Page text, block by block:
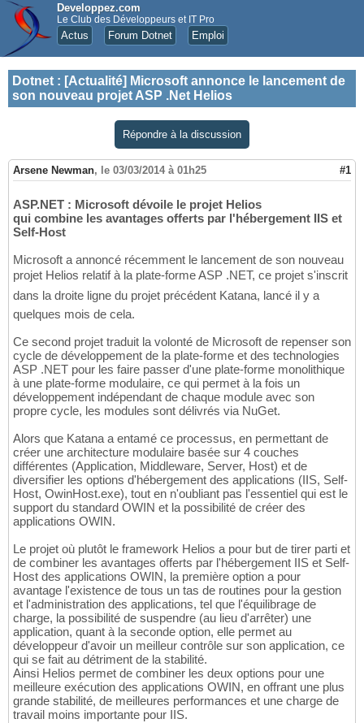
Developpez.com
Le Club des Développeurs et IT Pro
Actus Forum Dotnet Emploi
Dotnet : [Actualité] Microsoft annonce le lancement de
son nouveau projet ASP .Net Helios
Répondre à la discussion
Arsene Newman, le 03/03/2014 à 01h25 #1
ASP.NET : Microsoft dévoile le projet Helios
qui combine les avantages offerts par l'hébergement IIS et
Self-Host
Microsoft a annoncé récemment le lancement de son nouveau
projet Helios relatif à la plate-forme ASP .NET, ce projet s'inscrit
dans la droite ligne du projet précédent Katana, lancé il y a
quelques mois de cela.
Ce second projet traduit la volonté de Microsoft de repenser son
cycle de développement de la plate-forme et des technologies
ASP .NET pour les faire passer d'une plate-forme monolithique
à une plate-forme modulaire, ce qui permet à la fois un
développement indépendant de chaque module avec son
propre cycle, les modules sont délivrés via NuGet.
Alors que Katana a entamé ce processus, en permettant de
créer une architecture modulaire basée sur 4 couches
différentes (Application, Middleware, Server, Host) et de
diversifier les options d'hébergement des applications (IIS, Self-
Host, OwinHost.exe), tout en n'oubliant pas l'essentiel qui est le
support du standard OWIN et la possibilité de créer des
applications OWIN.
Le projet où plutôt le framework Helios a pour but de tirer parti et
de combiner les avantages offerts par l'hébergement IIS et Self-
Host des applications OWIN, la première option a pour
avantage l'existence de tous un tas de routines pour la gestion
et l'administration des applications, tel que l'équilibrage de
charge, la possibilité de suspendre (au lieu d'arrêter) une
application, quant à la seconde option, elle permet au
développeur d'avoir un meilleur contrôle sur son application, ce
qui se fait au détriment de la stabilité.
Ainsi Helios permet de combiner les deux options pour une
meilleure exécution des applications OWIN, en offrant une plus
grande stabilité, de meilleures performances et une charge de
travail moins importante pour IIS.